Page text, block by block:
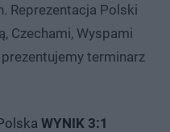
Reprezentacja Polski
Czechami, Wyspami
terminarz
WYNIK 3:1